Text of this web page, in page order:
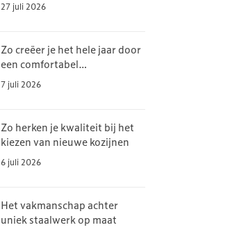
27 juli 2026
Zo creëer je het hele jaar door
een comfortabel
binnenklimaat
7 juli 2026
Zo herken je kwaliteit bij het
kiezen van nieuwe kozijnen
6 juli 2026
Het vakmanschap achter
uniek staalwerk op maat